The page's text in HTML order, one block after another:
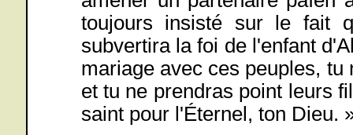
toujours insisté sur le fait
subvertira la foi de l'enfant
mariage avec ces peuples,
et tu ne prendras point leurs
saint pour l'Éternel, ton Dieu.